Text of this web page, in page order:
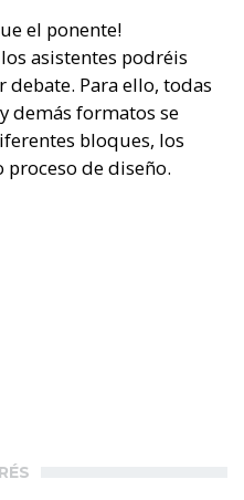
el ponente!
asistentes podréis
debate. Para ello, todas
demás formatos se
bloques, los
proceso de diseño.